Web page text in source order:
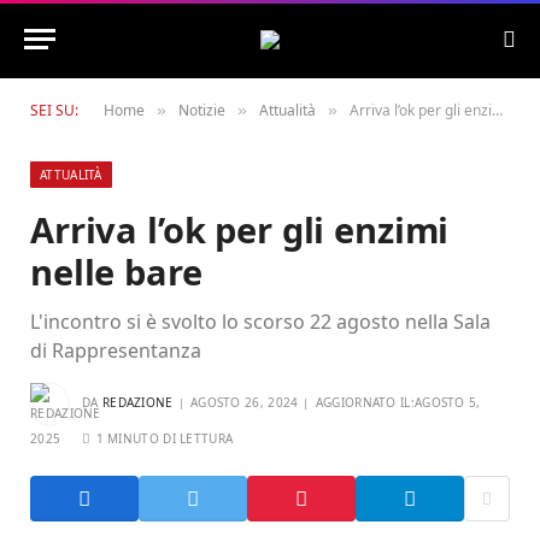
SEI SU: Home » Notizie » Attualità » Arriva l’ok per gli enzimi nelle bare
ATTUALITÀ
Arriva l’ok per gli enzimi
nelle bare
L'incontro si è svolto lo scorso 22 agosto nella Sala
di Rappresentanza
DA REDAZIONE AGOSTO 26, 2024 AGGIORNATO IL:AGOSTO 5,
2025 1 MINUTO DI LETTURA